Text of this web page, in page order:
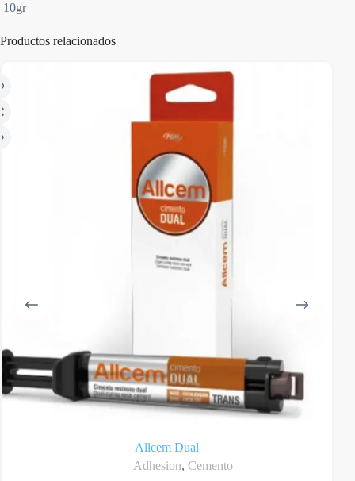
10gr
Productos relacionados
Allcem Dual
Adhesion, Cemento